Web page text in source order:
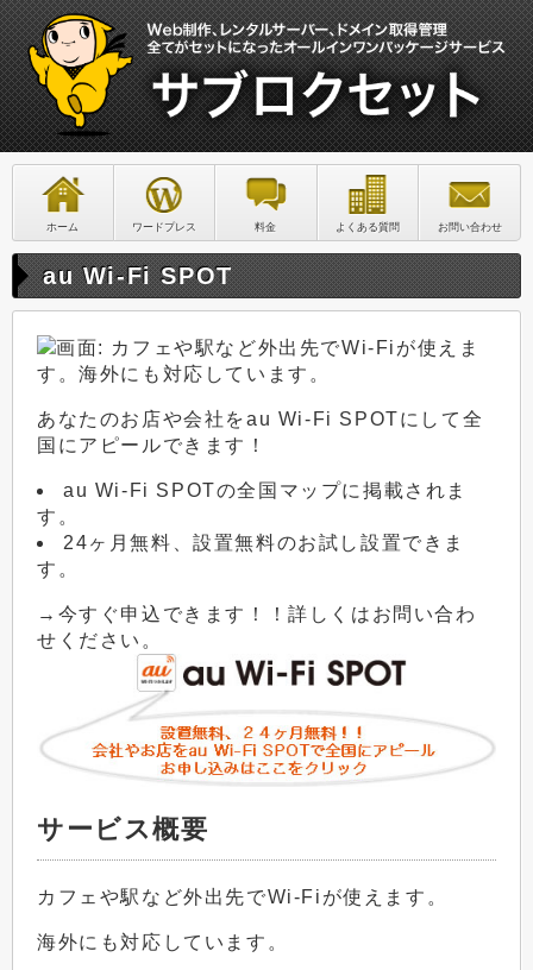
ホーム ワードプレス 料金 よくある質問 お問い合わせ
au Wi-Fi SPOT
あなたのお店や会社をau Wi-Fi SPOTにして全
国にアピールできます！
au Wi-Fi SPOTの全国マップに掲載されま
す。
24ヶ月無料、設置無料のお試し設置できま
す。
→今すぐ申込できます！！詳しくはお問い合わ
せください。
サービス概要
カフェや駅など外出先でWi-Fiが使えます。
海外にも対応しています。